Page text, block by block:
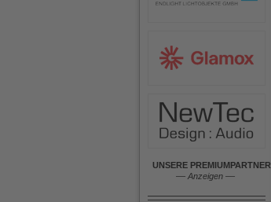
UNSERE PREMIUMPARTNER
–– Anzeigen ––